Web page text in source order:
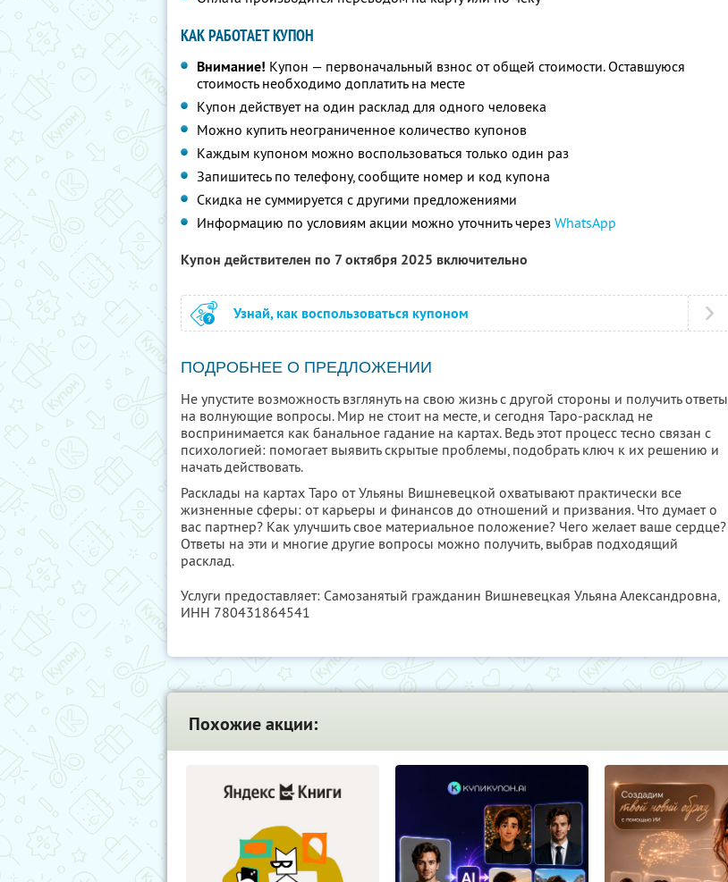
КАК РАБОТАЕТ КУПОН
Внимание! Купон — первоначальный взнос от общей стоимости. Оставшуюся
стоимость необходимо доплатить на месте
Купон действует на один расклад для одного человека
Можно купить неограниченное количество купонов
Каждым купоном можно воспользоваться только один раз
Запишитесь по телефону, сообщите номер и код купона
Скидка не суммируется с другими предложениями
Информацию по условиям акции можно уточнить через WhatsApp
Купон действителен по 7 октября 2025 включительно
Узнай, как воспользоваться купоном
ПОДРОБНЕЕ О ПРЕДЛОЖЕНИИ
Не упустите возможность взглянуть на свою жизнь с другой стороны и получить ответы
на волнующие вопросы. Мир не стоит на месте, и сегодня Таро-расклад не
воспринимается как банальное гадание на картах. Ведь этот процесс тесно связан с
психологией: помогает выявить скрытые проблемы, подобрать ключ к их решению и
начать действовать.
Расклады на картах Таро от Ульяны Вишневецкой охватывают практически все
жизненные сферы: от карьеры и финансов до отношений и призвания. Что думает о
вас партнер? Как улучшить свое материальное положение? Чего желает ваше сердце?
Ответы на эти и многие другие вопросы можно получить, выбрав подходящий
расклад.
Услуги предоставляет: Самозанятый гражданин Вишневецкая Ульяна Александровна,
ИНН 780431864541
Похожие акции: